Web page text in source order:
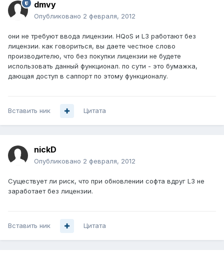
dmvy
Опубликовано 2 февраля, 2012
они не требуют ввода лицензии. HQoS и L3 работают без
лицензии. как говориться, вы даете честное слово
производителю, что без покупки лицензии не будете
использовать данный функционал. по сути - это бумажка,
дающая доступ в саппорт по этому функционалу.
Вставить ник Цитата
nickD
Опубликовано 2 февраля, 2012
Существует ли риск, что при обновлении софта вдруг L3 не
заработает без лицензии.
Вставить ник Цитата